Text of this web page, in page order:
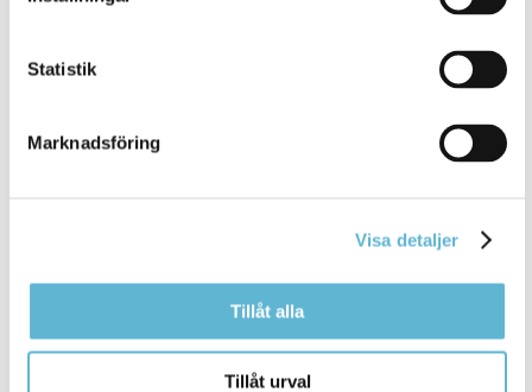
Statistik
Marknadsföring
Visa detaljer
Tillåt alla
Tillåt urval
Besöksadress
Box 18, 295 21 Bromölla
Fax: 0456-82 22 00